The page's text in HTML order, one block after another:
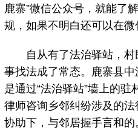
鹿寨”微信公众号，就能了
规，如果不明白还可以在微
自从有了法治驿站，村
事找法成了常态。鹿寨县
是通过“法治驿站”墙上的
律师咨询乡邻纠纷涉及的
协助下，与邻居握手言和